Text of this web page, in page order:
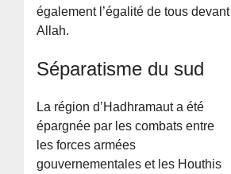
également l’égalité de tous devant
Allah.
Séparatisme du sud
La région d’Hadhramaut a été
épargnée par les combats entre
les forces armées
gouvernementales et les Houthis